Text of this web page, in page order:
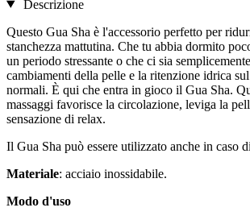
Descrizione
Questo Gua Sha è l'accessorio perfetto per
stanchezza mattutina. Che tu abbia dormito
un periodo stressante o che ci sia
cambiamenti della pelle e la ritenzione idrica
normali. È qui che entra in gioco il Gua Sha.
massaggi favorisce la circolazione, leviga la
sensazione di relax.
Il Gua Sha può essere utilizzato anche in caso
Materiale: acciaio inossidabile.
Modo d'uso